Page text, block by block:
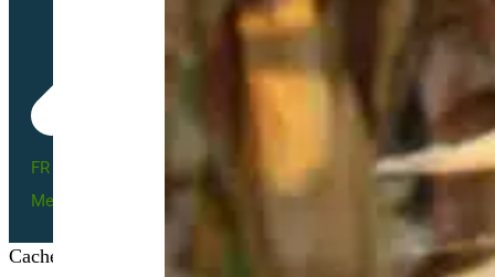
FR BIO 10 - 66055
Mentions légales
Cacher les filtres